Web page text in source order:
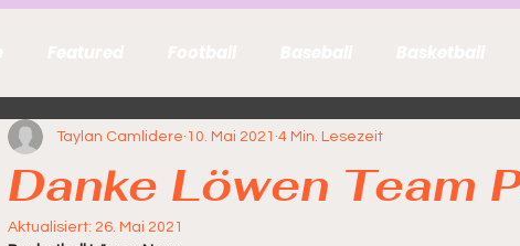
Danke Löwen Team
Taylan Camlidere 10. Mai 2021 4 Min. Lesezeit
Aktualisiert: 26. Mai 2021